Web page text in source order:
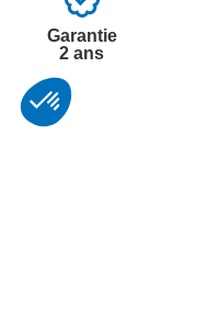
Garantie
2 ans